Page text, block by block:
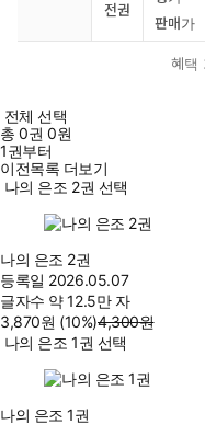
전권
판매가
혜택
전체 선택
총0권 0원
1권부터
이전목록 더보기
나의 은조 2권 선택
나의 은조 2권
등록일 2026.05.07
글자수 약 12.5만 자
3,870원 (10%)4,300원
나의 은조 1권 선택
나의 은조 1권